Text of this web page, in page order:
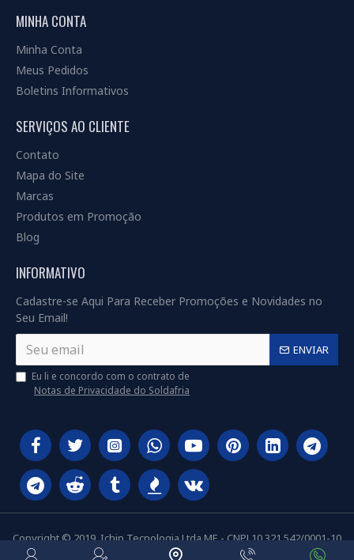
MINHA CONTA
Minha Conta
Meus Pedidos
Boletins Informativos
SERVIÇOS AO CLIENTE
Contato
Mapa do Site
Marcas
Produtos em Promoção
Blog
INFORMATIVO
Cadastre-se Aqui Para Receber Promoções e Novidades no
Seu Email!
ENVIAR
Eu li e concordo com o contrato de
Notas de Privacidade do Soldafria
Copyright © 2019, Ichip Tecnologia Ltda ME - CNPJ 10.321.542/0001-10